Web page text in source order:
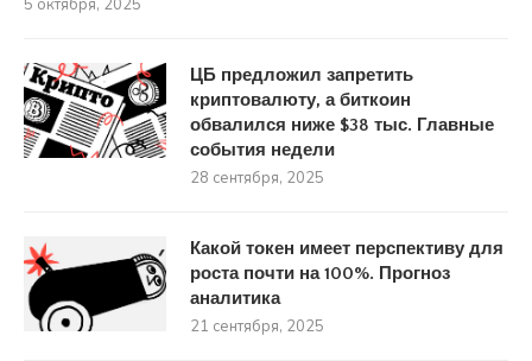
5 октября, 2025
ЦБ предложил запретить
криптовалюту, а биткоин
обвалился ниже $38 тыс. Главные
события недели
28 сентября, 2025
Какой токен имеет перспективу для
роста почти на 100%. Прогноз
аналитика
21 сентября, 2025